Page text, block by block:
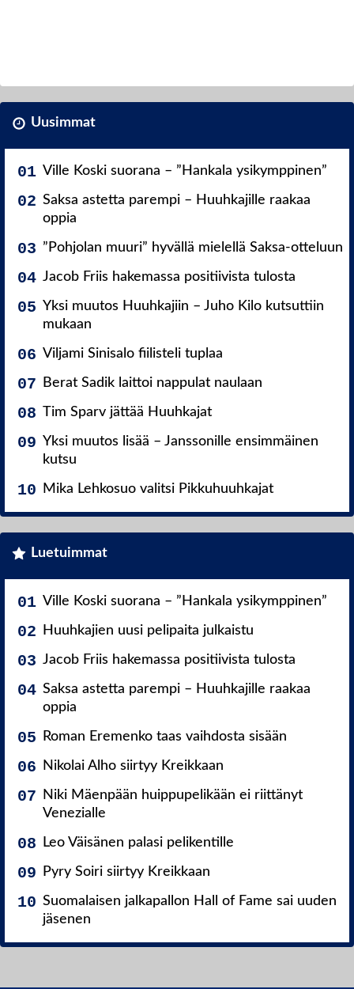
Uusimmat
Ville Koski suorana – ”Hankala ysikymppinen”
Saksa astetta parempi – Huuhkajille raakaa
oppia
”Pohjolan muuri” hyvällä mielellä Saksa-otteluun
Jacob Friis hakemassa positiivista tulosta
Yksi muutos Huuhkajiin – Juho Kilo kutsuttiin
mukaan
Viljami Sinisalo fiilisteli tuplaa
Berat Sadik laittoi nappulat naulaan
Tim Sparv jättää Huuhkajat
Yksi muutos lisää – Janssonille ensimmäinen
kutsu
Mika Lehkosuo valitsi Pikkuhuuhkajat
Luetuimmat
Ville Koski suorana – ”Hankala ysikymppinen”
Huuhkajien uusi pelipaita julkaistu
Jacob Friis hakemassa positiivista tulosta
Saksa astetta parempi – Huuhkajille raakaa
oppia
Roman Eremenko taas vaihdosta sisään
Nikolai Alho siirtyy Kreikkaan
Niki Mäenpään huippupelikään ei riittänyt
Venezialle
Leo Väisänen palasi pelikentille
Pyry Soiri siirtyy Kreikkaan
Suomalaisen jalkapallon Hall of Fame sai uuden
jäsenen